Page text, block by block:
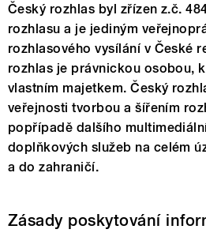
Český rozhlas byl zřízen z.č.
rozhlasu a je jediným
rozhlasového vysílání v České
rozhlas je právnickou osobou,
vlastním majetkem. Český
veřejnosti tvorbou a šířením
popřípadě dalšího
doplňkových služeb na celém
a do zahraničí.
Zásady poskytování